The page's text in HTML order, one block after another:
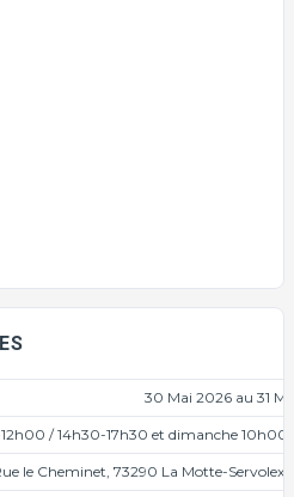
30 Mai 2026 au 31
/ 14h30-17h30 et dimanche
le Cheminet, 73290 La Motte-Servolex,